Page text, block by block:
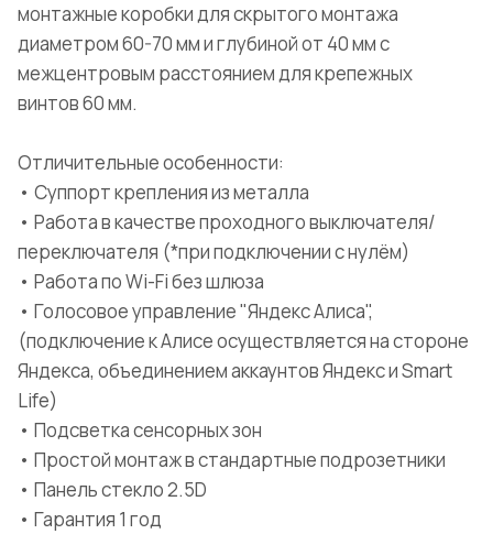
монтажные коробки для скрытого монтажа
диаметром 60-70 мм и глубиной от 40 мм с
межцентровым расстоянием для крепежных
винтов 60 мм.
Отличительные особенности:
• Суппорт крепления из металла
• Работа в качестве проходного выключателя/
переключателя (*при подключении с нулём)
• Работа по Wi-Fi без шлюза
• Голосовое управление "Яндекс Алиса",
(подключение к Алисе осуществляется на стороне
Яндекса, объединением аккаунтов Яндекс и Smart
Life)
• Подсветка сенсорных зон
• Простой монтаж в стандартные подрозетники
• Панель стекло 2.5D
• Гарантия 1 год